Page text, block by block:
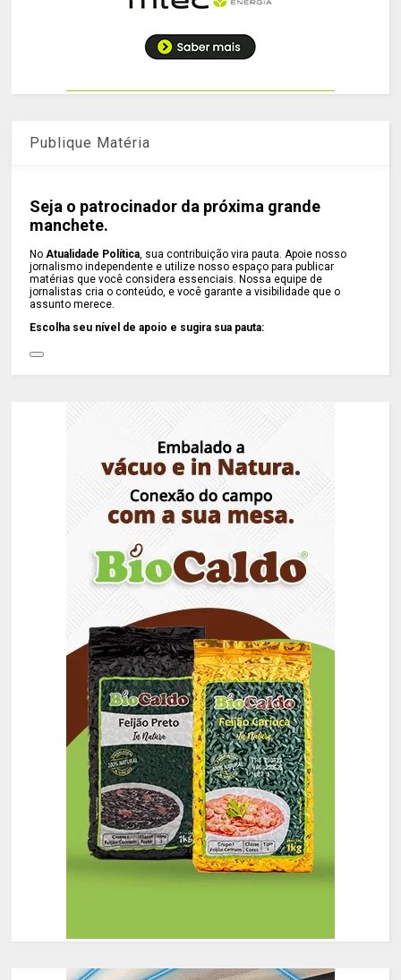
Publique Matéria
Seja o patrocinador da próxima grande
manchete.
NoAtualidade Política, sua contribuição vira pauta. Apoie nosso
jornalismo independente e utilize nosso espaço para publicar
matérias que você considera essenciais. Nossa equipe de
jornalistas cria o conteúdo, e você garante a visibilidade que o
assunto merece.
Escolha seu nível de apoio e sugira sua pauta: